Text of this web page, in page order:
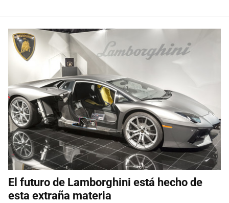
El futuro de Lamborghini está hecho de
esta extraña materia